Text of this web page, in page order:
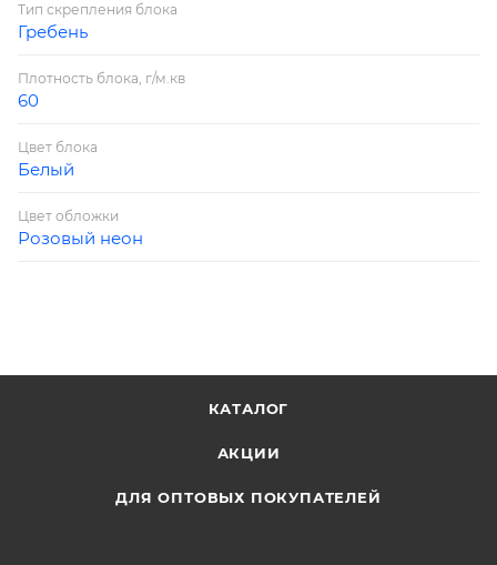
Тип скрепления блока
Гребень
Плотность блока, г/м.кв
60
Цвет блока
Белый
Цвет обложки
Розовый неон
КАТАЛОГ
АКЦИИ
ДЛЯ ОПТОВЫХ ПОКУПАТЕЛЕЙ